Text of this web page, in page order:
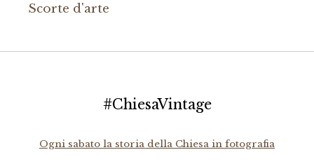
Scorte d'arte
#ChiesaVintage
Ogni sabato la storia della Chiesa in fotografia